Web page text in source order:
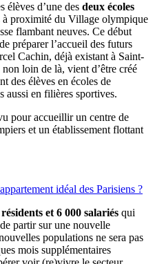
élèves d’une des deux écoles
à proximité du Village olympique
flambant neuves. Ce début
préparer l’accueil des futurs
Cachin, déjà existant à Saint-
loin de là, vient d’être créé
des élèves en écoles de
aussi en filières sportives.
pour accueillir un centre de
et un établissement flottant
idéal des Parisiens ?
et 6 000 salariés qui
partir sur une nouvelle
populations ne sera pas
mois supplémentaires